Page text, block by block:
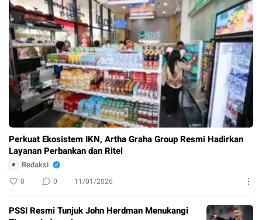
Perkuat Ekosistem IKN, Artha Graha Group Resmi Hadirkan
Layanan Perbankan dan Ritel
Redaksi
0 0 11/01/2026
PSSI Resmi Tunjuk John Herdman Menukangi